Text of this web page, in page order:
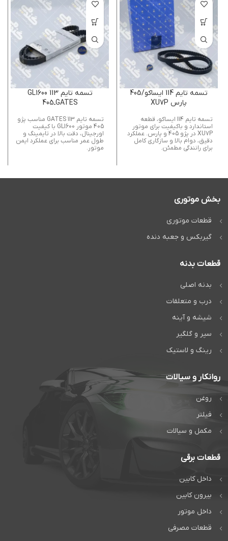
تسمه تايم 114 ايساكو/405
پارس XU7P
تسمه تایم 114 ایساکو، قطعه
استاندارد و باکیفیت برای موتور
XU7P در پژو 405 و پارس. عملکرد
دقیق، دوام بالا و سازگاری کامل
برای رانندگی مطمئن.
تسمه تايم 113 GL1600
GATESـ405
تسمه تایم 113 GATES مناسب پژو
405 موتور GL1600 با کیفیت
اورجینال، دقت بالا در تایمینگ و
طول عمر مناسب برای عملکرد ایمن
موتور.
بخش موتوری
قطعات موتوری
گیربکس و جعبه دنده
قطعات بدنه
بدنه اصلی
درب و متعلقات
شیشه و آینه
سپر و گلگیر
رینگ و لاستیک
روانکار و سیالات
روغن
فیلتر
مکمل و سیالات
قطعات برقی
داخل کابین
بیرون کابین
داخل موتور
قطعات مصرفی